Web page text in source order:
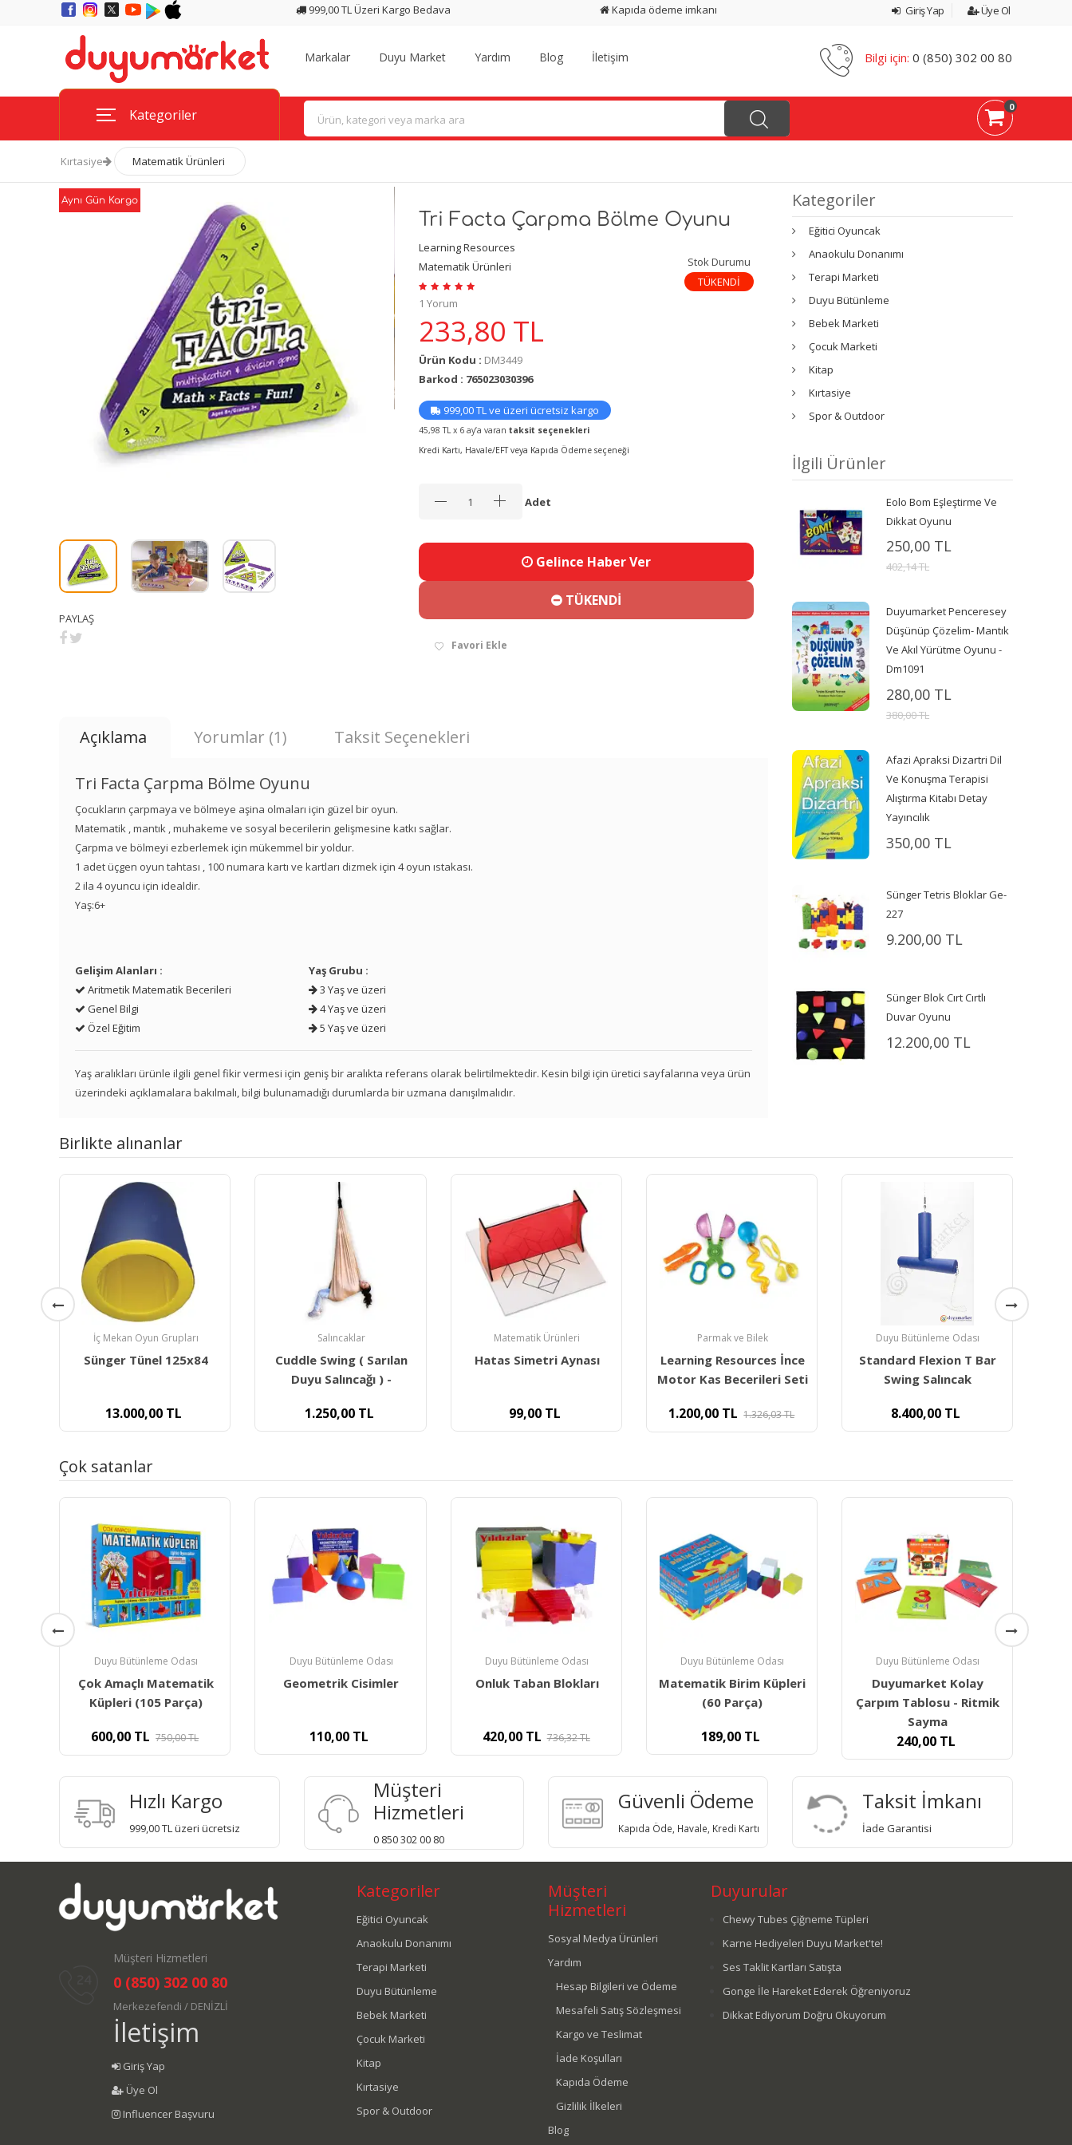
999,00 TL Üzeri Kargo Bedava Kapıda ödeme imkanı Giriş Yap Üye Ol
Markalar Duyu Market Yardım Blog İletişim Bilgi için: 0 (850) 302 00 80
Kategoriler 0
Kırtasiye Matematik Ürünleri
Aynı Gün Kargo
PAYLAŞ
Tri Facta Çarpma Bölme Oyunu
Learning Resources
Matematik Ürünleri
1 Yorum
Stok Durumu
TÜKENDİ
233,80 TL
Ürün Kodu : DM3449
Barkod : 765023030396
999,00 TL ve üzeri ücretsiz kargo
45,98 TL x 6 ay’a varan taksit seçenekleri
Kredi Kartı, Havale/EFT veya Kapıda Ödeme seçeneği
Adet
Gelince Haber Ver
TÜKENDİ
Favori Ekle
Açıklama Yorumlar (1) Taksit Seçenekleri
Tri Facta Çarpma Bölme Oyunu
Çocukların çarpmaya ve bölmeye aşina olmaları için güzel bir oyun.
Matematik , mantık , muhakeme ve sosyal becerilerin gelişmesine katkı sağlar.
Çarpma ve bölmeyi ezberlemek için mükemmel bir yoldur.
1 adet üçgen oyun tahtası , 100 numara kartı ve kartları dizmek için 4 oyun ıstakası.
2 ila 4 oyuncu için idealdir.
Yaş:6+
Gelişim Alanları :
Aritmetik Matematik Becerileri
Genel Bilgi
Özel Eğitim
Yaş Grubu :
3 Yaş ve üzeri
4 Yaş ve üzeri
5 Yaş ve üzeri
Yaş aralıkları ürünle ilgili genel fikir vermesi için geniş bir aralıkta referans olarak belirtilmektedir. Kesin bilgi için üretici sayfalarına veya ürün
üzerindeki açıklamalara bakılmalı, bilgi bulunamadığı durumlarda bir uzmana danışılmalıdır.
Kategoriler
Eğitici Oyuncak
Anaokulu Donanımı
Terapi Marketi
Duyu Bütünleme
Bebek Marketi
Çocuk Marketi
Kitap
Kırtasiye
Spor & Outdoor
İlgili Ürünler
Eolo Bom Eşleştirme Ve
Dikkat Oyunu
250,00 TL
402,14 TL
Duyumarket Penceresey
Düşünüp Çözelim- Mantık
Ve Akıl Yürütme Oyunu -
Dm1091
280,00 TL
380,00 TL
Afazi Apraksi Dizartri Dil
Ve Konuşma Terapisi
Alıştırma Kitabı Detay
Yayıncılık
350,00 TL
Sünger Tetris Bloklar Ge-
227
9.200,00 TL
Sünger Blok Cırt Cırtlı
Duvar Oyunu
12.200,00 TL
Birlikte alınanlar
Salıncaklar
Cuddle Swing ( Sarılan
1.250,00TL
Matematik Ürünleri
Hatas Simetri Aynası
99,00TL
Parmak ve Bilek
Learning Resources İnce
1.200,00TL 1.326,03
Duyu Bütünleme Odası
Standard Flexion T Bar
Swing Salıncak
8.400,00TL
İç Mekan Oyun Grupları
Sünger Tünel 125x84
13.000,00 TL
Çok satanlar
Duyu Bütünleme Odası
Geometrik Cisimler
110,00 TL
Duyu Bütünleme Odası
Onluk Taban Blokları
420,00TL 736,32
Duyu Bütünleme Odası
Matematik Birim Küpleri
189,00 TL
Duyu Bütünleme Odası
Duyumarket Kolay
Çarpım Tablosu - Ritmik
240,00TL
Duyu Bütünleme Odası
Manyetik Tablet - Yazı
Tahtası Matematik
200,00TL
Hızlı Kargo
999,00 TL üzeri ücretsiz
Müşteri
Hizmetleri
0 850 302 00 80
Güvenli Ödeme
Kapıda Öde, Havale, Kredi Kartı
Taksit İmkanı
İade Garantisi
Müşteri Hizmetleri
0 (850) 302 00 80
Merkezefendi / DENİZLİ
İletişim
Giriş Yap
Üye Ol
Influencer Başvuru
Kategoriler
Eğitici Oyuncak
Anaokulu Donanımı
Terapi Marketi
Duyu Bütünleme
Bebek Marketi
Çocuk Marketi
Kitap
Kırtasiye
Spor & Outdoor
Müşteri
Hizmetleri
Sosyal Medya Ürünleri
Yardım
Hesap Bilgileri ve Ödeme
Mesafeli Satış Sözleşmesi
Kargo ve Teslimat
İade Koşulları
Kapıda Ödeme
Gizlilik İlkeleri
Blog
Duyurular
Chewy Tubes Çiğneme Tüpleri
Karne Hediyeleri Duyu Market'te!
Ses Taklit Kartları Satışta
Gonge İle Hareket Ederek Öğreniyoruz
Dikkat Ediyorum Doğru Okuyorum